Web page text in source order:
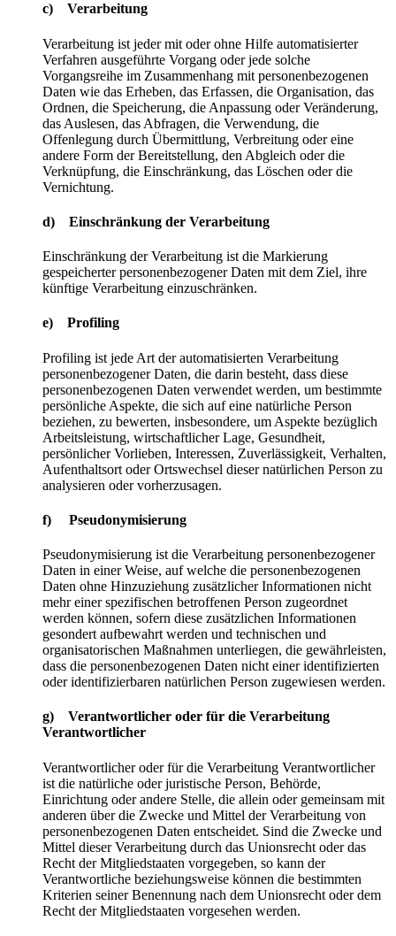
c) Verarbeitung
Verarbeitung ist jeder mit oder ohne Hilfe automatisierter
Verfahren ausgeführte Vorgang oder jede solche
Vorgangsreihe im Zusammenhang mit personenbezogenen
Daten wie das Erheben, das Erfassen, die Organisation, das
Ordnen, die Speicherung, die Anpassung oder Veränderung,
das Auslesen, das Abfragen, die Verwendung, die
Offenlegung durch Übermittlung, Verbreitung oder eine
andere Form der Bereitstellung, den Abgleich oder die
Verknüpfung, die Einschränkung, das Löschen oder die
Vernichtung.
d) Einschränkung der Verarbeitung
Einschränkung der Verarbeitung ist die Markierung
gespeicherter personenbezogener Daten mit dem Ziel, ihre
künftige Verarbeitung einzuschränken.
e) Profiling
Profiling ist jede Art der automatisierten Verarbeitung
personenbezogener Daten, die darin besteht, dass diese
personenbezogenen Daten verwendet werden, um bestimmte
persönliche Aspekte, die sich auf eine natürliche Person
beziehen, zu bewerten, insbesondere, um Aspekte bezüglich
Arbeitsleistung, wirtschaftlicher Lage, Gesundheit,
persönlicher Vorlieben, Interessen, Zuverlässigkeit, Verhalten,
Aufenthaltsort oder Ortswechsel dieser natürlichen Person zu
analysieren oder vorherzusagen.
f) Pseudonymisierung
Pseudonymisierung ist die Verarbeitung personenbezogener
Daten in einer Weise, auf welche die personenbezogenen
Daten ohne Hinzuziehung zusätzlicher Informationen nicht
mehr einer spezifischen betroffenen Person zugeordnet
werden können, sofern diese zusätzlichen Informationen
gesondert aufbewahrt werden und technischen und
organisatorischen Maßnahmen unterliegen, die gewährleisten,
dass die personenbezogenen Daten nicht einer identifizierten
oder identifizierbaren natürlichen Person zugewiesen werden.
g) Verantwortlicher oder für die Verarbeitung
Verantwortlicher
Verantwortlicher oder für die Verarbeitung Verantwortlicher
ist die natürliche oder juristische Person, Behörde,
Einrichtung oder andere Stelle, die allein oder gemeinsam mit
anderen über die Zwecke und Mittel der Verarbeitung von
personenbezogenen Daten entscheidet. Sind die Zwecke und
Mittel dieser Verarbeitung durch das Unionsrecht oder das
Recht der Mitgliedstaaten vorgegeben, so kann der
Verantwortliche beziehungsweise können die bestimmten
Kriterien seiner Benennung nach dem Unionsrecht oder dem
Recht der Mitgliedstaaten vorgesehen werden.